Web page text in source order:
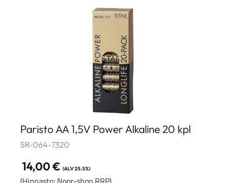
Paristo AA 1,5V Power Alkaline 20 kpl
SR-064-7320
14,00€ (ALV 25.5%)